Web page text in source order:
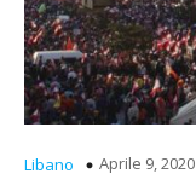
Libano Aprile 9, 2020